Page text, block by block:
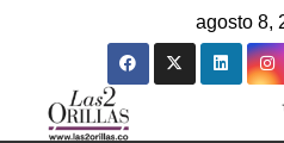
agosto 8,